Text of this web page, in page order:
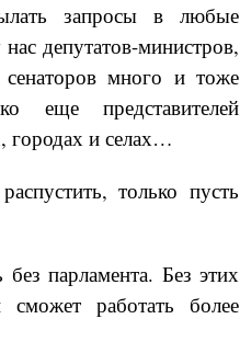
запросы в любые
депутатов-министров,
сенаторов много и тоже
еще представителей
городах и селах…
только пусть
парламента. Без этих
сможет работать более